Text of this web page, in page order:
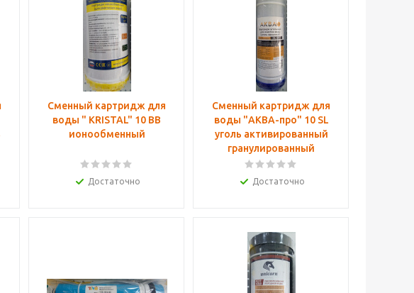
Сменный картридж для
воды " KRISTAL" 10 BB
ионообменный
Достаточно
Сменный картридж для
воды "АКВА-про" 10 SL
уголь активированный
гранулированный
Достаточно